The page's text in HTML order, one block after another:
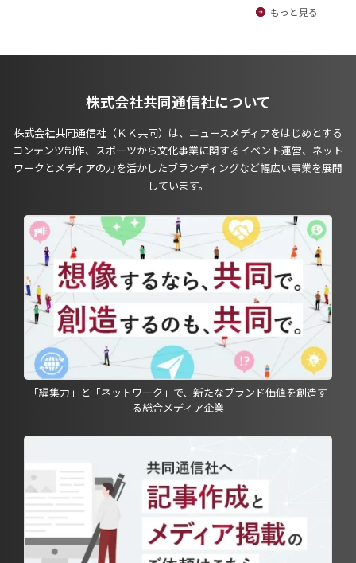
もっと見る
株式会社共同通信社について
株式会社共同通信社（ＫＫ共同）は、ニュースメディアをはじめとする
コンテンツ制作、スポーツから文化事業に関するイベント運営、ネット
ワークとメディアの力を活かしたブランディングなど幅広い事業を展開
しています。
「編集力」と「ネットワーク」で、新たなブランド価値を創造す
る総合メディア企業